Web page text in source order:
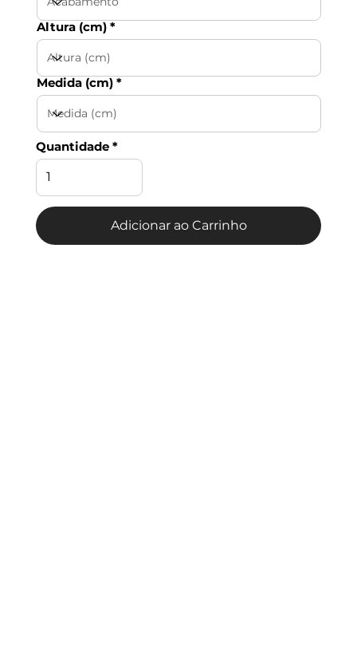
Altura (cm)
Medida (cm)
Quantidade
Adicionar ao Carrinho